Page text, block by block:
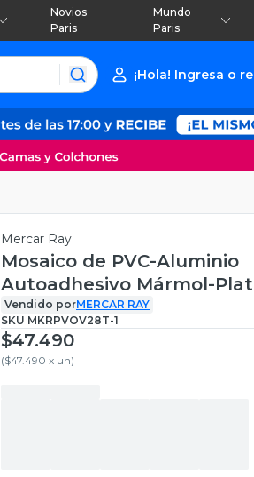
Novios
Paris
Mundo
Paris
¡Hola! Ingresa o
Mercar Ray
Mosaico de PVC-Aluminio
Autoadhesivo Mármol-
Caja de 0.68 m²
Vendido porMERCAR RAY
SKU MKRPVOV28T-1
$47.490
($47.490 x un)